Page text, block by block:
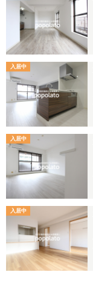
入居中
入居中
入居中